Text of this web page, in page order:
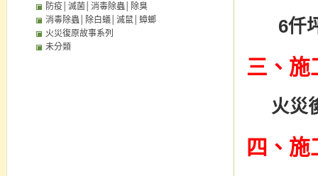
6仟
三、施
火災
四、
防疫│滅菌│消毒除蟲│除臭
消毒除蟲│除白蟻│滅鼠│蟑螂
火災復原故事系列
未分類